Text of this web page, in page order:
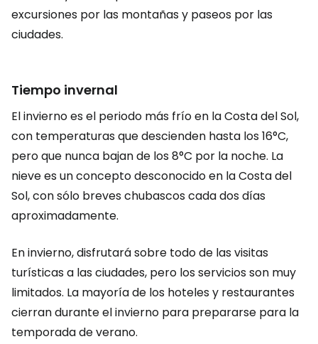
excursiones por las montañas y paseos por las
ciudades.
Tiempo invernal
El invierno es el periodo más frío en la Costa del Sol,
con temperaturas que descienden hasta los 16°C,
pero que nunca bajan de los 8°C por la noche. La
nieve es un concepto desconocido en la Costa del
Sol, con sólo breves chubascos cada dos días
aproximadamente.
En invierno, disfrutará sobre todo de las visitas
turísticas a las ciudades, pero los servicios son muy
limitados. La mayoría de los hoteles y restaurantes
cierran durante el invierno para prepararse para la
temporada de verano.